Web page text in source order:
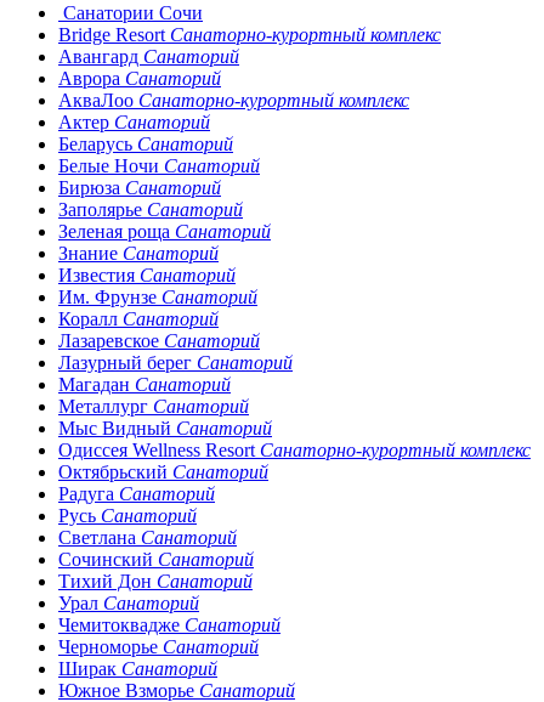
Санатории Сочи
Bridge Resort Санаторно-курортный комплекс
Авангард Санаторий
Аврора Санаторий
АкваЛоо Санаторно-курортный комплекс
Актер Санаторий
Беларусь Санаторий
Белые Ночи Санаторий
Бирюза Санаторий
Заполярье Санаторий
Зеленая роща Санаторий
Знание Санаторий
Известия Санаторий
Им. Фрунзе Санаторий
Коралл Санаторий
Лазаревское Санаторий
Лазурный берег Санаторий
Магадан Санаторий
Металлург Санаторий
Мыс Видный Санаторий
Одиссея Wellness Resort Санаторно-курортный комплекс
Октябрьский Санаторий
Радуга Санаторий
Русь Санаторий
Светлана Санаторий
Сочинский Санаторий
Тихий Дон Санаторий
Урал Санаторий
Чемитоквадже Санаторий
Черноморье Санаторий
Ширак Санаторий
Южное Взморье Санаторий